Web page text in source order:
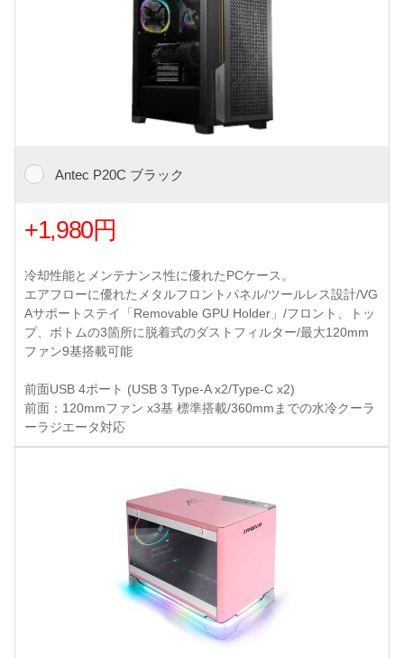
Antec P20C ブラック
+1,980円
冷却性能とメンテナンス性に優れたPCケース。
エアフローに優れたメタルフロントパネル/ツールレス設計/VG
Aサポートステイ「Removable GPU Holder」/フロント、トッ
プ、ボトムの3箇所に脱着式のダストフィルター/最大120mm
ファン9基搭載可能
前面USB 4ポート (USB 3 Type-A x2/Type-C x2)
前面：120mmファン x3基 標準搭載/360mmまでの水冷クーラ
ーラジエータ対応